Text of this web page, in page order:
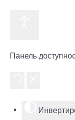
Панель